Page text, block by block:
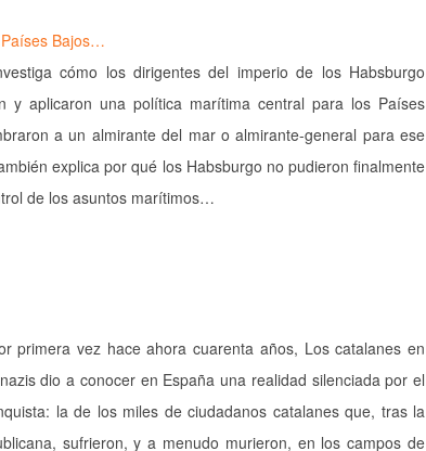
Bajos…
cómo los dirigentes del imperio de los Habsburgo
y aplicaron una política marítima central para los Países
a un almirante del mar o almirante-general para ese
explica por qué los Habsburgo no pudieron finalmente
de los asuntos marítimos…
primera vez hace ahora cuarenta años, Los catalanes en
dio a conocer en España una realidad silenciada por el
la de los miles de ciudadanos catalanes que, tras la
sufrieron, y a menudo murieron, en los campos de